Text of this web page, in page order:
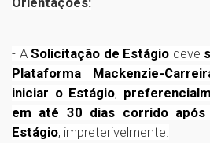
- ASolicitação de Estágio deve
Plataforma Mackenzie-
iniciar o Estágio,
em até 30 dias corrido
Estágio, impreterivelmente.